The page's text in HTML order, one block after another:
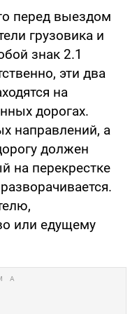
перед выездом
грузовика и
знак 2.1
эти два
на
дорогах.
направлений, а
должен
на перекрестке
или едущему